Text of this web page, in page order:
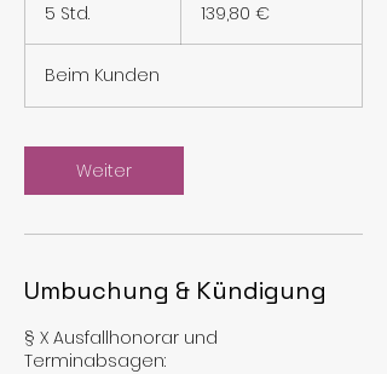
5 Std.
d
.
139,80 €
Beim Kunden
Weiter
Umbuchung & Kündigung
§ X Ausfallhonorar und
Terminabsagen: